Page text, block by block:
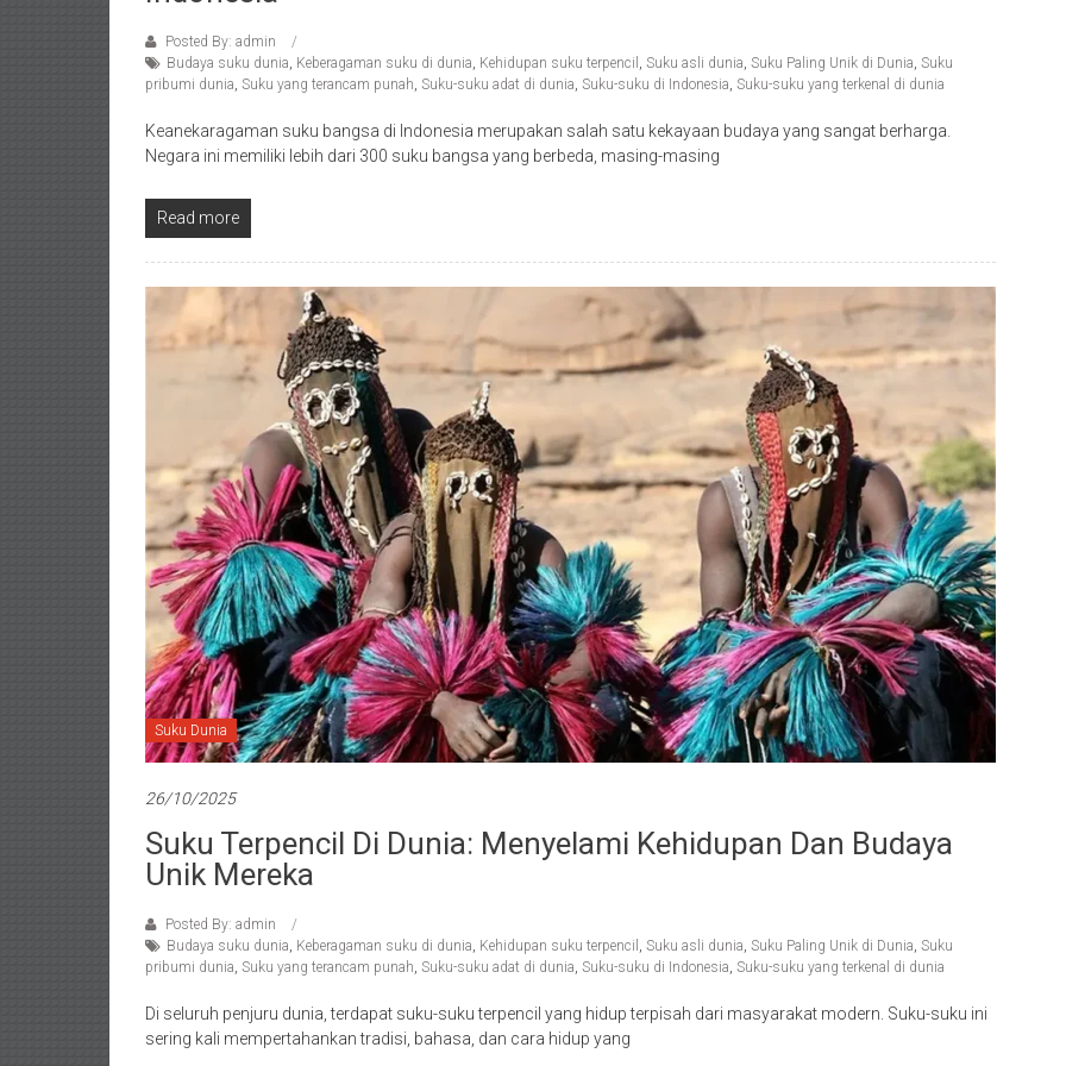
Posted By: admin
Budaya suku dunia, Keberagaman suku di dunia, Kehidupan suku terpencil , Suku asli dunia, Suku Paling Unik di Dunia, Suku
pribumi dunia, Suku yang terancam punah, Suku-suku adat di dunia, Suku-suku di Indonesia, Suku-suku yang terkenal di dunia
Keanekaragaman suku bangsa di Indonesia merupakan salah satu kekayaan budaya yang sangat berharga.
Negara ini memiliki lebih dari 300 suku bangsa yang berbeda, masing-masing
Read more
Suku Dunia
26/10/2025
Suku Terpencil Di Dunia: Menyelami Kehidupan Dan Budaya
Unik Mereka
Posted By: admin
Budaya suku dunia, Keberagaman suku di dunia, Kehidupan suku terpencil , Suku asli dunia, Suku Paling Unik di Dunia, Suku
pribumi dunia, Suku yang terancam punah, Suku-suku adat di dunia, Suku-suku di Indonesia, Suku-suku yang terkenal di dunia
Di seluruh penjuru dunia, terdapat suku-suku terpencil yang hidup terpisah dari masyarakat modern. Suku-suku ini
sering kali mempertahankan tradisi, bahasa, dan cara hidup yang